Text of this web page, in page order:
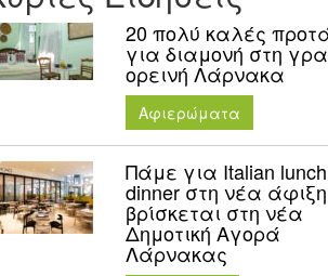
20 πολύ καλές
για διαμονή στη
ορεινή Λάρνακα
Aφιερώματα
Πάμε για Italian
dinner στη νέα
βρίσκεται στη νέα
Δημοτική Αγορά
Λάρνακας